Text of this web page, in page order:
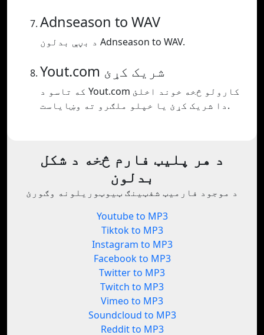
Adnseason to WAV
د بڼې بدلون Adnseason to WAV.
Yout.com شریک کړئ
که تاسو د Yout.com کارولو څخه خوند اخلئ
دا شریک کړئ یا خپلو ملګرو ته وښایاست.
د هر پلیټ فارم څخه د شکل
بدلون
د موجود فارمیټ شفټینګ ټیوټوریلونه وګورئ
Youtube to MP3
Tiktok to MP3
Instagram to MP3
Facebook to MP3
Twitter to MP3
Twitch to MP3
Vimeo to MP3
Soundcloud to MP3
Reddit to MP3